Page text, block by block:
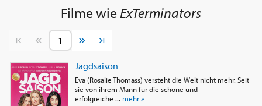
Streamen
Filme wieExTerminators
Vorherige SeiteNächste Seite
Jagdsaison
Eva (Rosalie Thomass) versteht die Welt nicht mehr. Seit
sie von ihrem Mann für die schöne und
erfolgreiche ... mehr »